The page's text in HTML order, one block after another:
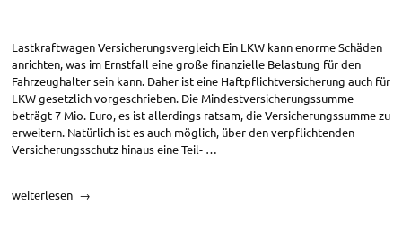
Lastkraftwagen Versicherungsvergleich Ein LKW kann enorme Schäden
anrichten, was im Ernstfall eine große finanzielle Belastung für den
Fahrzeughalter sein kann. Daher ist eine Haftpflichtversicherung auch für
LKW gesetzlich vorgeschrieben. Die Mindestversicherungssumme
beträgt 7 Mio. Euro, es ist allerdings ratsam, die Versicherungssumme zu
erweitern. Natürlich ist es auch möglich, über den verpflichtenden
Versicherungsschutz hinaus eine Teil- …
„LKW
weiterlesen